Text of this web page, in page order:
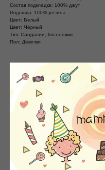
Состав подкладка: 100% джут
Подошва: 100% резина
Цвет: Белый
Цвет: Чёрный
Тип: Сандалии, босоножки
Пол: Девочки
Смотрите так же
-50%,
LAST
SIZE